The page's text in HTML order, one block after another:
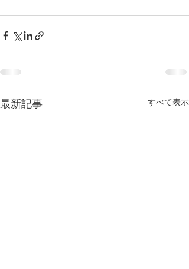
最新記事 すべて表示